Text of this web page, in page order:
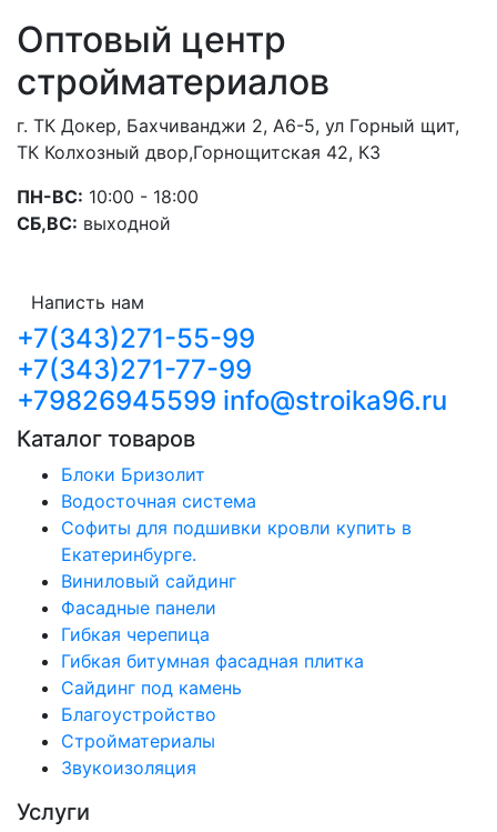
Оптовый центр
стройматериалов
г. ТК Докер, Бахчиванджи 2, А6-5, ул Горный щит,
ТК Колхозный двор,Горнощитская 42, К3
ПН-ВС: 10:00 - 18:00
СБ,ВС: выходной
Написть нам
+7(343)271-55-99
+7(343)271-77-99
+79826945599 info@stroika96.ru
Каталог товаров
Блоки Бризолит
Водосточная система
Софиты для подшивки кровли купить в
Екатеринбурге.
Виниловый сайдинг
Фасадные панели
Гибкая черепица
Гибкая битумная фасадная плитка
Сайдинг под камень
Благоустройство
Стройматериалы
Звукоизоляция
Услуги